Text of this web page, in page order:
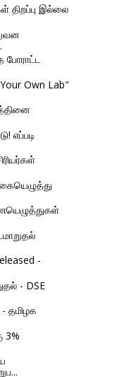
திறப்பு இல்லை
போராட்ட
Own Lab"
எப்படி
-
- DSE
தமிழக
3%